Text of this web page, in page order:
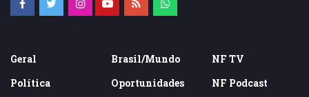
Geral
Política
Brasil/Mundo
Oportunidades
NF TV
NF Podcast